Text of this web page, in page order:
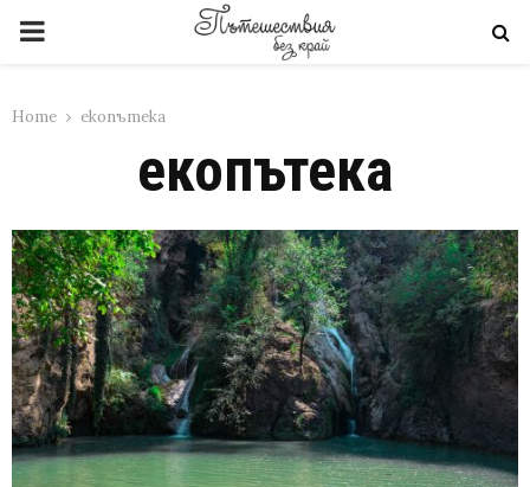
PRIMARY
Home екопътека
екопътека